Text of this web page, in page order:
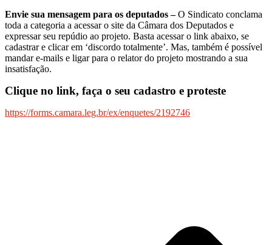
Envie sua mensagem para os deputados –O Sindicato conclama
toda a categoria a acessar o site da Câmara dos Deputados e
expressar seu repúdio ao projeto. Basta acessar o link abaixo, se
cadastrar e clicar em ‘discordo totalmente’. Mas, também é possível
mandar e-mails e ligar para o relator do projeto mostrando a sua
insatisfação.
Clique no link, faça o seu cadastro e proteste
https://forms.camara.leg.br/ex/enquetes/2192746